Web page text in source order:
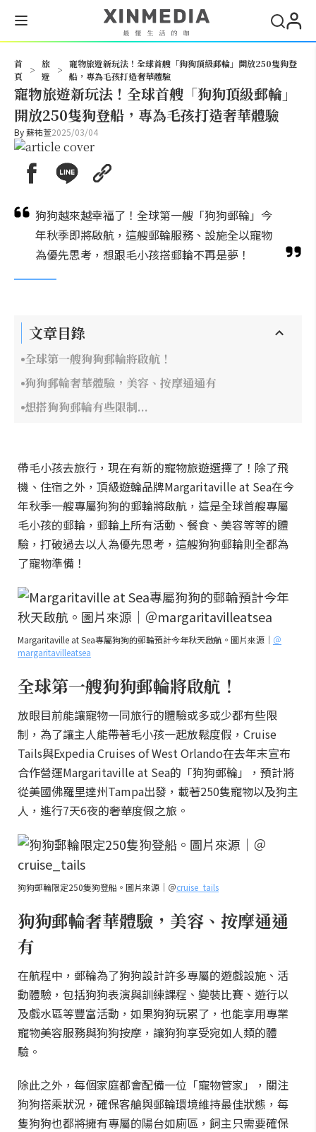
首
頁
>
旅
遊
>
寵物旅遊新玩法！全球首艘「狗狗頂級郵輪」開放250隻狗登
船，專為毛孩打造奢華體驗
寵物旅遊新玩法！全球首艘「狗狗頂級郵輪」
開放250隻狗登船，專為毛孩打造奢華體驗
By蘇祐萱2025/03/04
狗狗越來越幸福了！全球第一艘「狗狗郵輪」今
年秋季即將啟航，這艘郵輪服務、設施全以寵物
為優先思考，想跟毛小孩搭郵輪不再是夢！
文章目錄
全球第一艘狗狗郵輪將啟航！
狗狗郵輪奢華體驗，美容、按摩通通有
想搭狗狗郵輪有些限制...
帶毛小孩去旅行，現在有新的寵物旅遊選擇了！除了飛
機、住宿之外，頂級遊輪品牌Margaritaville at Sea在今
年秋季一艘專屬狗狗的郵輪將啟航，這是全球首艘專屬
毛小孩的郵輪，郵輪上所有活動、餐食、美容等等的體
驗，打破過去以人為優先思考，這艘狗狗郵輪則全都為
了寵物準備！
Margaritaville at Sea專屬狗狗的郵輪預計今年秋天啟航。圖片來源｜ ＠
margaritavilleatsea
全球第一艘狗狗郵輪將啟航！
放眼目前能讓寵物一同旅行的體驗或多或少都有些限
制，為了讓主人能帶著毛小孩一起放鬆度假，Cruise
Tails與Expedia Cruises of West Orlando在去年末宣布
合作營運Margaritaville at Sea的「狗狗郵輪」，預計將
從美國佛羅里達州Tampa出發，載著250隻寵物以及狗主
人，進行7天6夜的奢華度假之旅。
狗狗郵輪限定250隻狗登船。圖片來源｜＠cruise_tails
狗狗郵輪奢華體驗，美容、按摩通通
有
在航程中，郵輪為了狗狗設計許多專屬的遊戲設施、活
動體驗，包括狗狗表演與訓練課程、變裝比賽、遊行以
及戲水區等豐富活動，如果狗狗玩累了，也能享用專業
寵物美容服務與狗狗按摩，讓狗狗享受宛如人類的體
驗。
除此之外，每個家庭都會配備一位「寵物管家」，關注
狗狗搭乘狀況，確保客艙與郵輪環境維持最佳狀態，每
隻狗狗也都將擁有專屬的陽台如廁區，飼主只需要確保